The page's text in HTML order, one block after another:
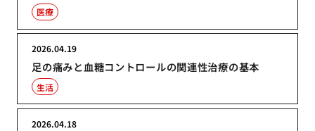
医療
足の痛みと血糖コントロールの関連性治療の基本
2026.04.19
生活
2026.04.18